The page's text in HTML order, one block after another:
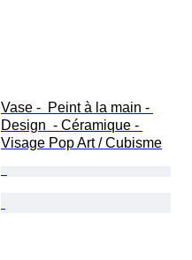
Vase -  Peint à la main -
Design  - Céramique -
Visage Pop Art / Cubisme